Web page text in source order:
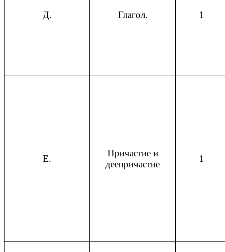
Д. Глагол. 1
Е.
Причастие и
деепричастие
1